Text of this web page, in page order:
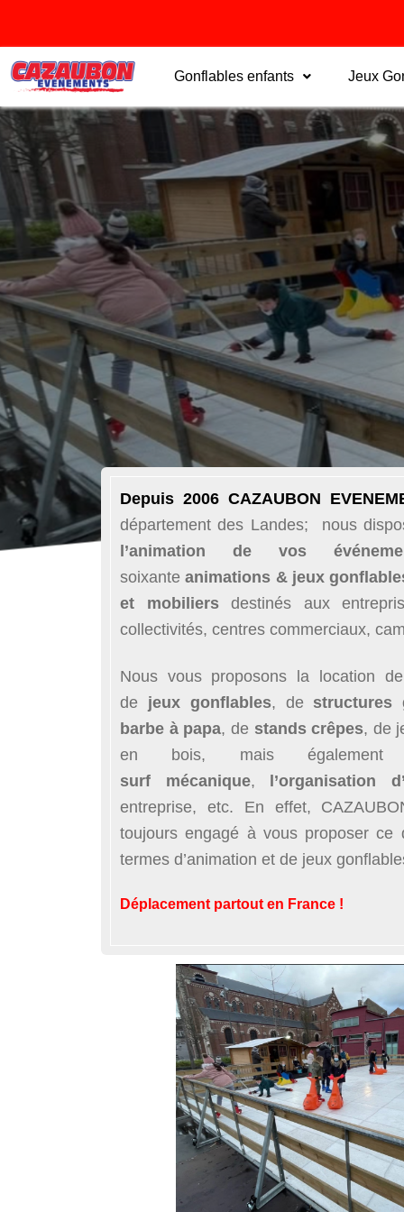
Gonflables enfants Jeux
Depuis 2006 CAZAUBON
département des Landes; nous
l’animation de vos
soixanteanimations & jeux
et mobiliersdestinés aux
collectivités, centres commerciaux,
Nous vous proposons la location
de jeux gonflables, de structures
barbe à papa, de stands crêpes, de
en bois, mais
surf
mécanique, l’organisation
entreprise, etc. En effet,
toujours engagé à vous proposer
termes d’animation et de jeux
Déplacement partout en France !